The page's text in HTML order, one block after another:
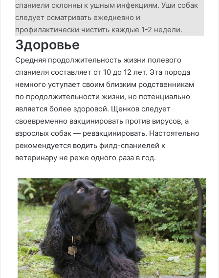
спаниели склонны к ушным инфекциям. Уши собак
следует осматривать ежедневно и
профилактически чистить каждые 1-2 недели.
Здоровье
Средняя продолжительность жизни полевого
спаниеля составляет от 10 до 12 лет. Эта порода
немного уступает своим близким родственникам
по продолжительности жизни, но потенциально
является более здоровой. Щенков следует
своевременно вакцинировать против вирусов, а
взрослых собак — ревакцинировать. Настоятельно
рекомендуется водить филд-спаниелей к
ветеринару не реже одного раза в год.